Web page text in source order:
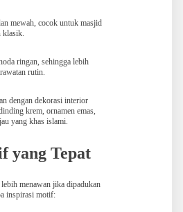
mewah, cocok untuk masjid
klasik.
ringan, sehingga lebih
rutin.
dengan dekorasi interior
krem, ornamen emas,
yang khas islami.
yang Tepat
menawan jika dipadukan
inspirasi motif: